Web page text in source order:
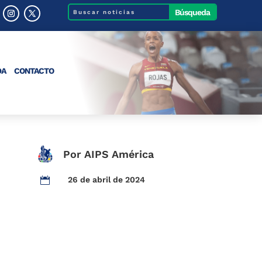
CONTACTO
Por AIPS América
 26 de abril de 2024